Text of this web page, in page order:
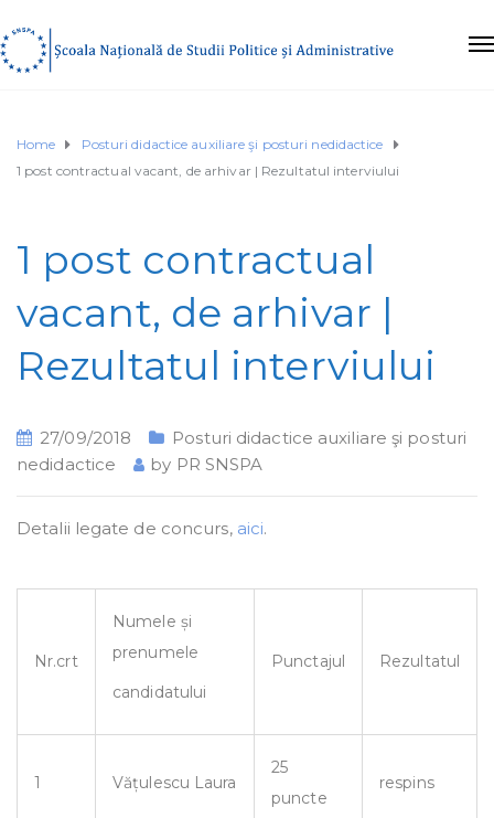
Home
Posturi didactice auxiliare şi posturi nedidactice
1 post contractual vacant, de arhivar | Rezultatul interviului
1 post contractual
vacant, de arhivar |
Rezultatul interviului
27/09/2018
Posturi didactice auxiliare şi posturi
nedidactice
by PR SNSPA
Detalii legate de concurs, aici.
Nr.crt
Numele și
prenumele
candidatului
Punctajul Rezultatul
1 Vățulescu Laura
25
puncte
respins